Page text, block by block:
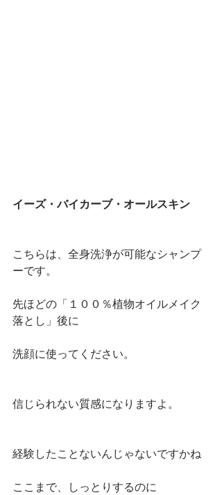
イーズ・バイカーブ・オールスキン
こちらは、全身洗浄が可能なシャンプ
ーです。
先ほどの「１００％植物オイルメイク
落とし」後に
洗顔に使ってください。
信じられない質感になりますよ。
経験したことないんじゃないですかね
ここまで、しっとりするのに